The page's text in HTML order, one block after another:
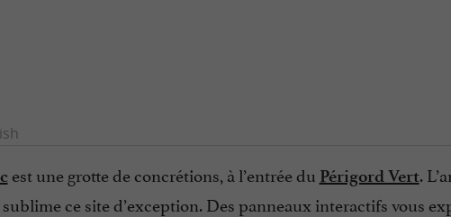
est une grotte de concrétions, à l’entrée du Périgord Vert.
ce site d’exception. Des panneaux interactifs vous